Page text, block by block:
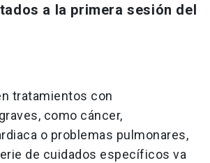
a la primera sesión del
tratamientos con
como cáncer,
o problemas pulmonares,
de cuidados específicos va